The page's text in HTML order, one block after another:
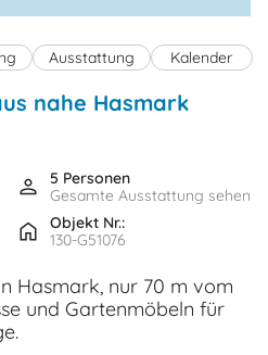
Ausstattung Kalender
nahe Hasmark
5 Personen
Gesamte Ausstattung sehen
Objekt Nr.:
130-G51076
Hasmark, nur 70 m vom
und Gartenmöbeln für